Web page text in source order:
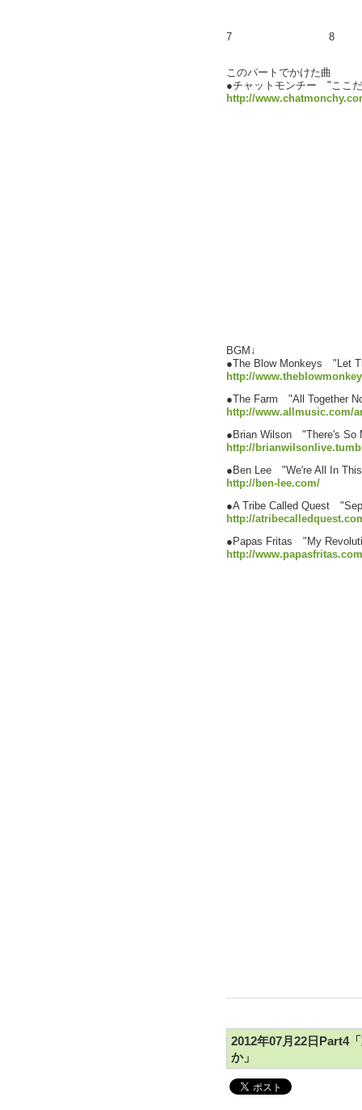
7 8
このパートでかけた曲
●チャットモンチー "ここ
http://
BGM↓
●The Blow Monkeys "Let
http://
●The Farm "All Together
http://www.allmusic.com/
●Brian Wilson "There's So
http://
●Ben Lee "We're All In This
http://ben-lee.com/
●A Tribe Called Quest
http://
●Papas Fritas "My
http://
2012年07月22日Part4
か」